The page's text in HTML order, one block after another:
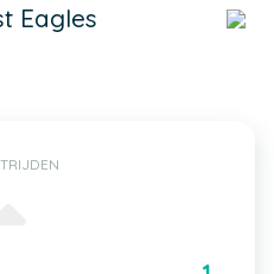
Eagles